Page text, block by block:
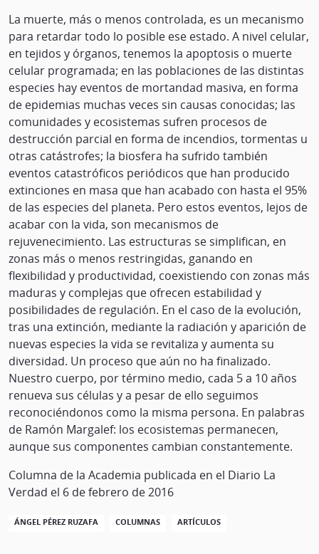
La muerte, más o menos controlada, es un mecanismo
para retardar todo lo posible ese estado. A nivel celular,
en tejidos y órganos, tenemos la apoptosis o muerte
celular programada; en las poblaciones de las distintas
especies hay eventos de mortandad masiva, en forma
de epidemias muchas veces sin causas conocidas; las
comunidades y ecosistemas sufren procesos de
destrucción parcial en forma de incendios, tormentas u
otras catástrofes; la biosfera ha sufrido también
eventos catastróficos periódicos que han producido
extinciones en masa que han acabado con hasta el 95%
de las especies del planeta. Pero estos eventos, lejos de
acabar con la vida, son mecanismos de
rejuvenecimiento. Las estructuras se simplifican, en
zonas más o menos restringidas, ganando en
flexibilidad y productividad, coexistiendo con zonas más
maduras y complejas que ofrecen estabilidad y
posibilidades de regulación. En el caso de la evolución,
tras una extinción, mediante la radiación y aparición de
nuevas especies la vida se revitaliza y aumenta su
diversidad. Un proceso que aún no ha finalizado.
Nuestro cuerpo, por término medio, cada 5 a 10 años
renueva sus células y a pesar de ello seguimos
reconociéndonos como la misma persona. En palabras
de Ramón Margalef: los ecosistemas permanecen,
aunque sus componentes cambian constantemente.
Columna de la Academia publicada en el Diario La
Verdad el 6 de febrero de 2016
ÁNGEL PÉREZ RUZAFA COLUMNAS ARTÍCULOS